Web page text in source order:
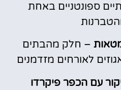
ספונטניים באחת
– חלק מהבתים
לאורחים מזדמנים
עם הכפר פיקרדו